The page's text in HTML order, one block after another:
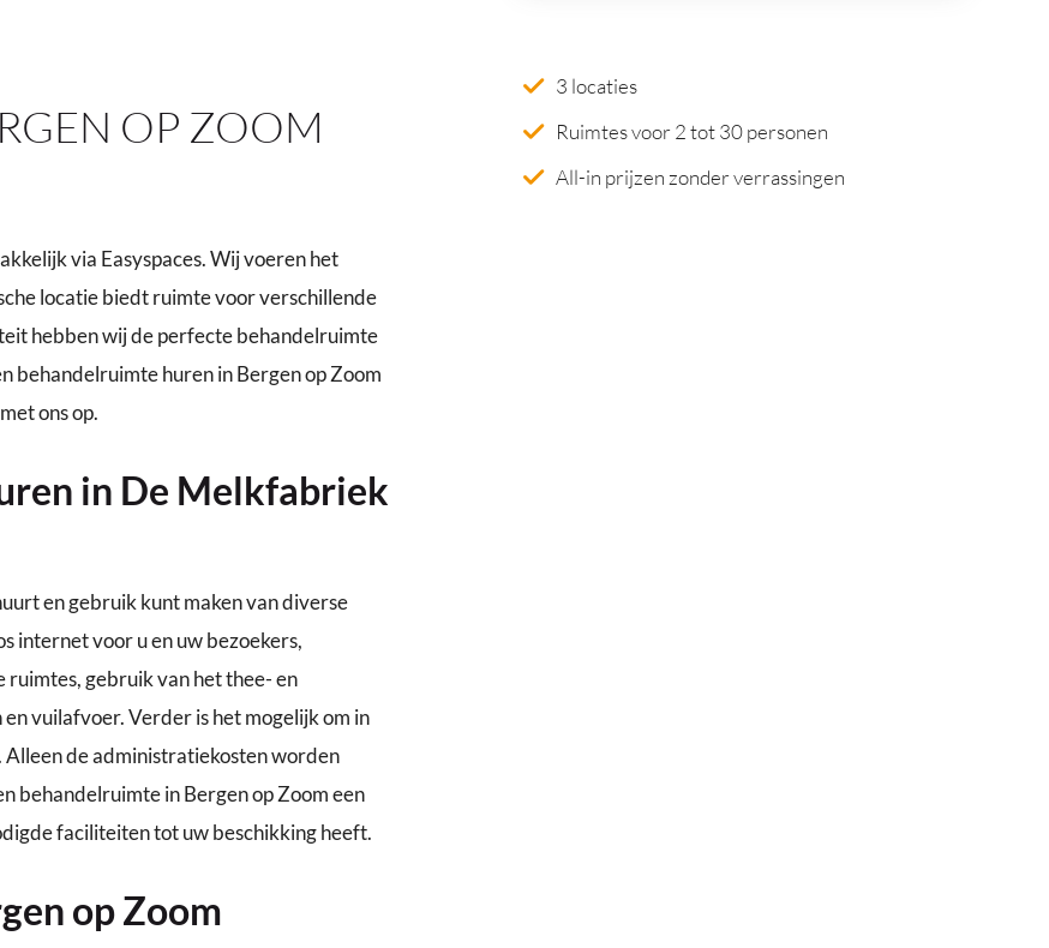
OP ZOOM
via Easyspaces. Wij voeren het
locatie biedt ruimte voor verschillende
hebben wij de perfecte behandelruimte
behandelruimte huren in Bergen op Zoom
ons op.
in De Melkfabriek
en gebruik kunt maken van diverse
internet voor u en uw bezoekers,
gebruik van het thee- en
vuilafvoer. Verder is het mogelijk om in
de administratiekosten worden
behandelruimte in Bergen op Zoom een
faciliteiten tot uw beschikking heeft.
op Zoom
3 locaties
Ruimtes voor 2 tot 30 personen
All-in prijzen zonder verrassingen